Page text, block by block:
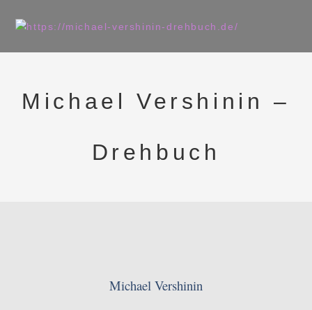
Michael Vershinin –
Drehbuch
Michael Vershinin